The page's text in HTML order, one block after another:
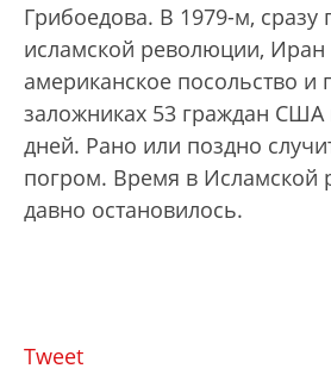
Грибоедова. В 1979-м, сразу
исламской революции, Иран
американское посольство и
заложниках 53 граждан США
дней. Рано или поздно
погром. Время в Исламской
давно остановилось.
Tweet